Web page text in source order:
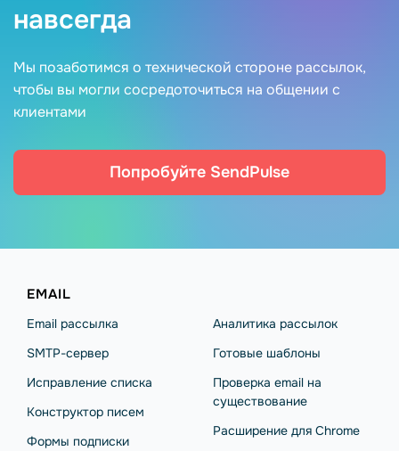
навсегда
Мы позаботимся о технической стороне рассылок,
чтобы вы могли сосредоточиться на общении с
клиентами
Попробуйте SendPulse
EMAIL
Email рассылка
SMTP-сервер
Исправление списка
Конструктор писем
Формы подписки
Аналитика рассылок
Готовые шаблоны
Проверка email на
существование
Расширение для Chrome